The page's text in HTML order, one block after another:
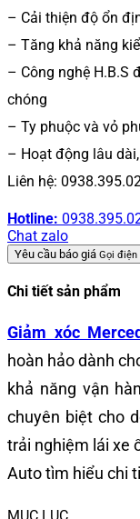
– Cải thiện độ ổn
– Tăng khả năng
– Công nghệ H.B.S
chóng
– Ty phuộc và vỏ
– Hoạt động lâu
Liên hệ:
Hotline:
Chat zalo
Yêu cầu báo giá Gọi điện
Chi tiết sản phẩm
Giảm xóc
hoàn hảo dành
khả năng vận
chuyên biệt cho
trải nghiệm lái xe
Auto tìm hiểu chi